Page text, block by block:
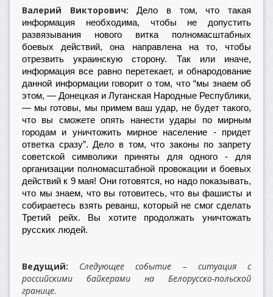
Валерий Викторович: Дело в том, что такая
информация необходима, чтобы не допустить
развязывания нового витка полномасштабных
боевых действий, она направлена на то, чтобы
отрезвить украинскую сторону. Так или иначе,
информация все равно перетекает, и обнародование
данной информации говорит о том, что “мы знаем об
этом, — Донецкая и Луганская Народные Республики,
— мы готовы, мы примем ваш удар, не будет такого,
что вы сможете опять нанести удары по мирным
городам и уничтожить мирное население - придет
ответка сразу”. Дело в том, что законы по запрету
советской символики приняты для одного - для
организации полномасштабной провокации и боевых
действий к 9 мая! Они готовятся, но надо показывать,
что мы знаем, что вы готовитесь, что вы фашисты и
собираетесь взять реванш, который не смог сделать
Третий рейх. Вы хотите продолжать уничтожать
русских людей.
Ведущий: Следующее событие – ситуация с
российскими байкерами на Белорусско-польской
границе.